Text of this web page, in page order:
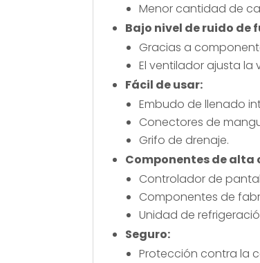
Menor cantidad de
Bajo nivel de ruido de
Gracias a
El ventilador ajusta
Fácil de usar:
Embudo de llenado
Conectores de
Grifo de drenaje.
Componentes de alta
Controlador de
Componentes de
Unidad de
Seguro:
Protección contra la